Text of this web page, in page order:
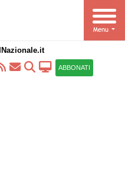
IlNazionale.it
ABBONATI